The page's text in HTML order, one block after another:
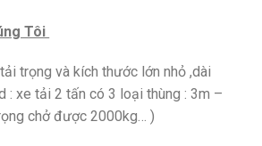
Tôi
trọng và kích thước lớn nhỏ ,dài
: xe tải 2 tấn có 3 loại thùng : 3m –
chở được 2000kg… )